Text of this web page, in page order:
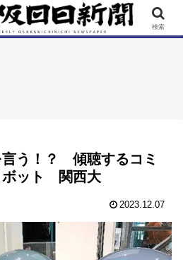
連載 街ネタ イベント
う！？ 傾聴するコミ
ボット 関西大
2023.12.07
検索